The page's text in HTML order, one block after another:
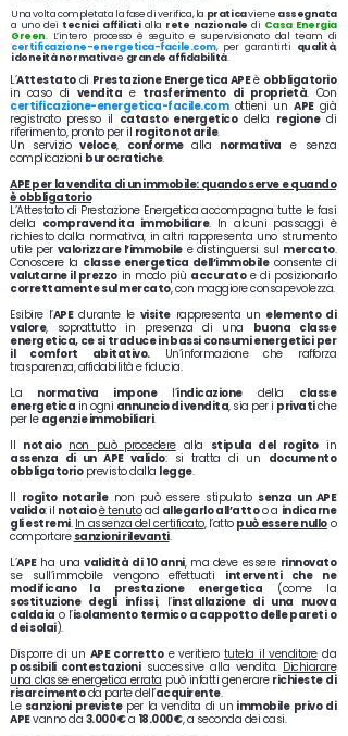
Una volta completata la fase di verifica, la praticaviene assegnata
a uno dei tecnici affiliatialla rete nazionaledi Casa Energia
Green. L’intero processo è seguito e supervisionato dal team di
certificazione-energetica-facile.com, per garantirti qualità,
idoneità normativae grande affidabilità.
L’Attestatodi Prestazione Energetica APEè obbligatorio
in caso di vendita e trasferimento di proprietà. Con
certificazione-energetica-facile.comottieni unAPE già
registrato presso il catasto energeticodella regionedi
riferimento, pronto per il rogito notarile.
Un servizioveloce, conformealla normativa e senza
complicazioni burocratiche.
APE per la vendita di un immobile: quando serve e quando
è obbligatorio
L’Attestato di Prestazione Energetica accompagna tutte le fasi
della compravendita immobiliare. In alcuni passaggi è
richiesto dalla normativa, in altri rappresenta uno strumento
utile per valorizzare l’immobilee distinguersi sul mercato.
Conoscere la classe energetica dell’immobileconsente di
valutarne il prezzoin modo più accuratoe di posizionarlo
correttamente sul mercato, con maggiore consapevolezza.
Esibire l’APEdurante le visiterappresenta un elemento di
valore, soprattutto in presenza di una buona classe
energetica, ce si traduce in bassi consumi energetici per
il comfort abitativo.Un’informazione che rafforza
trasparenza, affidabilità e fiducia.
La normativa imponel’indicazionedella classe
energetica in ogni annuncio di vendita, sia per i privatiche
per le agenzie immobiliari.
Il notaio non può procederealla stipula del rogito in
assenza di un APE valido: si tratta di un documento
obbligatorioprevisto dalla legge.
Il rogito notarilenon può essere stipulato senza un APE
valido: il notaioè tenutoad allegarlo all’attoo a indicarne
gli estremi. In assenza del certificato, l’atto può essere nulloo
comportare sanzioni rilevanti.
L’APEha unavalidità di 10 anni, ma deve essere rinnovato
se sull’immobile vengono effettuati interventi che ne
modificano la prestazione energetica (come la
sostituzione degli infissi, l’installazione di una nuova
caldaia o l’isolamento termico a cappotto delle pareti o
dei solai).
Disporre di un APE correttoe veritiero tutela il venditoreda
possibili contestazionisuccessive alla vendita. Dichiarare
una classe energetica errata può infatti generare richieste di
risarcimentoda parte dell’acquirente.
Le sanzioni previsteper la vendita di un immobile privo di
APEvanno da 3.000 €a 18.000 €, a seconda dei casi.